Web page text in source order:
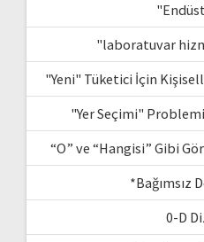
"laboratuvar
"Yeni" Tüketici İçin
"Yer Seçimi"
“O” ve “Hangisi” Gibi
*Bağımsız
0-D